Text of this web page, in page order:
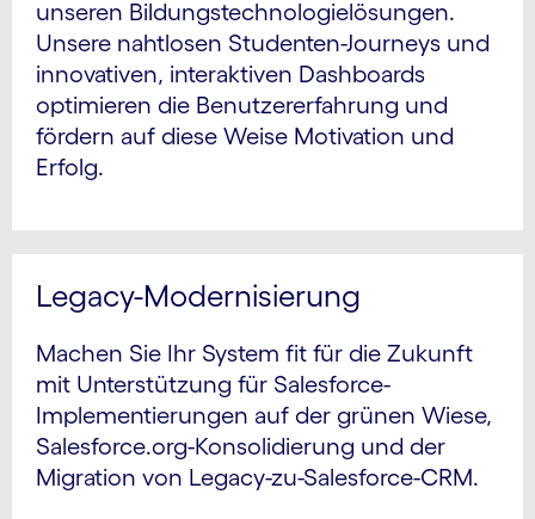
unseren Bildungstechnologielösungen.
Unsere nahtlosen Studenten-Journeys und
innovativen, interaktiven Dashboards
optimieren die Benutzererfahrung und
fördern auf diese Weise Motivation und
Erfolg.
Legacy-Modernisierung
Machen Sie Ihr System fit für die Zukunft
mit Unterstützung für Salesforce-
Implementierungen auf der grünen Wiese,
Salesforce.org-Konsolidierung und der
Migration von Legacy-zu-Salesforce-CRM.